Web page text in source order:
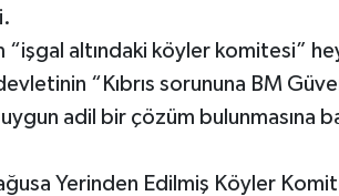
“işgal altındaki köyler komitesi”
“Kıbrıs sorununa BM
adil bir çözüm bulunmasına
Yerinden Edilmiş Köyler